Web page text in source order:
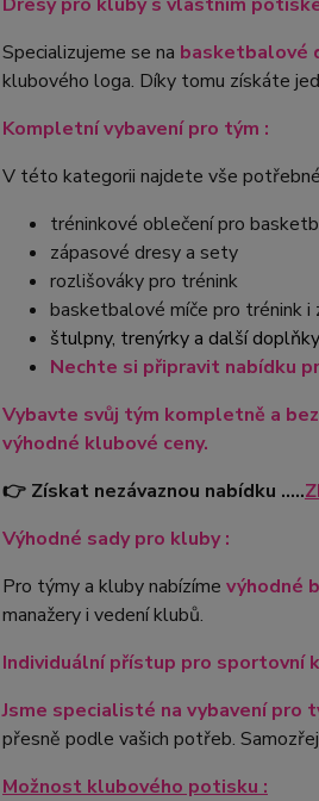
Specializujeme se na basketbalové
klubového loga. Díky tomu získáte
Kompletní vybavení pro tým :
V této kategorii najdete vše
tréninkové oblečení pro
zápasové dresy a sety
rozlišováky pro trénink
basketbalové míče pro trénink i
štulpny, trenýrky a další doplňky
Nechte si připravit nabídku
Vybavte svůj tým kompletně a
výhodné klubové ceny.
👉 Získat nezávaznou nabídku .....
Výhodné sady pro kluby :
Pro týmy a kluby nabízíme výhodné
manažery i vedení klubů.
Individuální přístup pro sportovní
Jsme specialisté na vybavení pro
přesně podle vašich potřeb.
Možnost klubového potisku :